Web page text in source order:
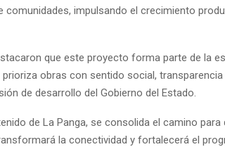
comunidades, impulsando el crecimiento
que este proyecto forma parte de la
obras con sentido social,
de desarrollo del Gobierno del Estado.
de La Panga, se consolida el camino para
la conectividad y fortalecerá el